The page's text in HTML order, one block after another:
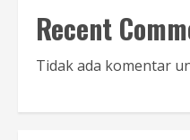
Recent
Tidak ada komentar